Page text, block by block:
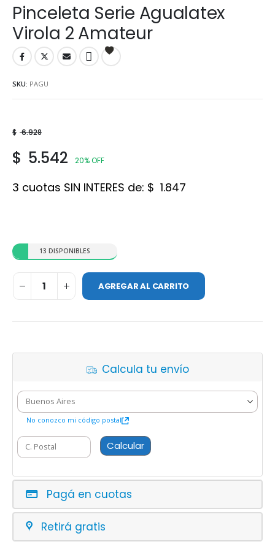
Pinceleta Serie Agualatex
Virola 2 Amateur
SKU: PAGU
$ 6.928
$ 5.542 20% OFF
3 cuotas SIN INTERES de: $ 1.847
13 DISPONIBLES
AGREGAR AL CARRITO
Calcula tu envío
No conozco mi código postal
Calcular
Pagá en cuotas
Retirá gratis